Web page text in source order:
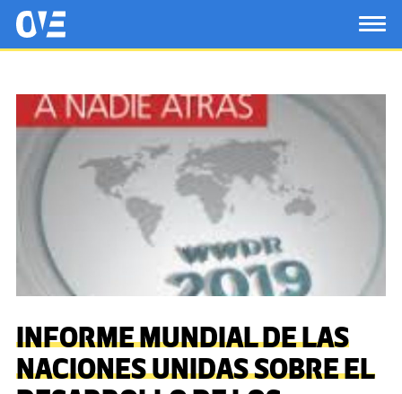
Saltar al contenido principal
OtrasVocesenEducacion.org
INFORME MUNDIAL DE LAS
NACIONES UNIDAS SOBRE EL